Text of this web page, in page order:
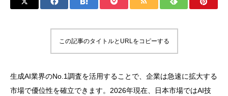
この記事のタイトルとURLをコピーする
生成AI業界のNo.1調査を活用することで、企業は急速に拡大する
市場で優位性を確立できます。2026年現在、日本市場ではAI技